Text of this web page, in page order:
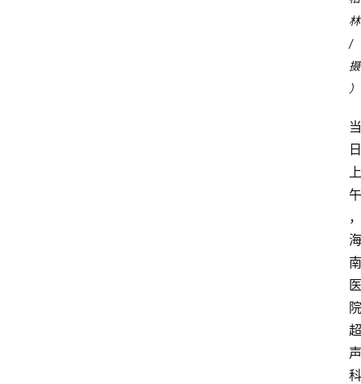
林
/
摄
）
当
日
上
午
，
海
南
医
院
超
声
科